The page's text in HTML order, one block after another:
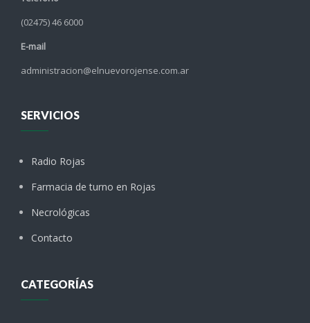
(02475) 46 6000
E-mail
administracion@elnuevorojense.com.ar
SERVICIOS
Radio Rojas
Farmacia de turno en Rojas
Necrológicas
Contacto
CATEGORÍAS